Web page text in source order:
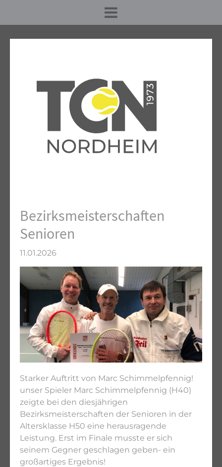
Bezirksmeisterschaften
Senioren
11.01.2026
Starker Auftritt von Marc Schimmelpfennig!
unser Spieler Marc Schimmelpfennig (H40)
zeigte bei den diesjährigen
Bezirksmeisterschaften der Senioren in der
Altersklasse H50 eine herausragende
Leistung. Erst im Finale musste er sich
seinem Gegner geschlagen geben- ein
großartiges Ergebnis!